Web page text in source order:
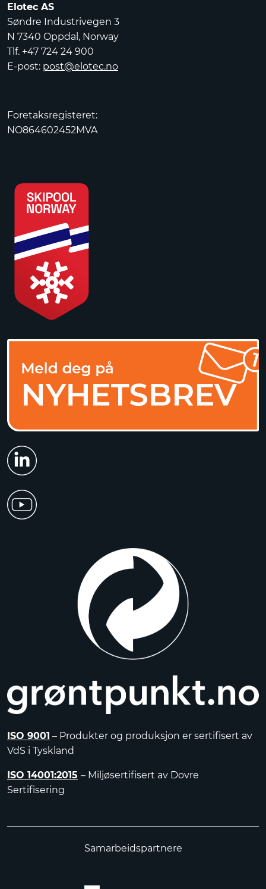
Elotec AS
Søndre Industrivegen 3
N 7340 Oppdal, Norway
Tlf. +47 724 24 900
E-post: post@elotec.no
Foretaksregisteret:
NO864602452MVA
ISO 9001 – Produkter og produksjon er sertifisert av
VdS i Tyskland
ISO 14001:2015 – Miljøsertifisert av Dovre
Sertifisering
Samarbeidspartnere